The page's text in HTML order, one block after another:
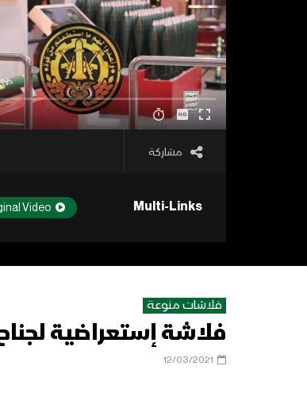
مشاركة
Multi-Links
Video
فلاشات منوعة
فلاشة إستعراضية لجناح
12/03/2021